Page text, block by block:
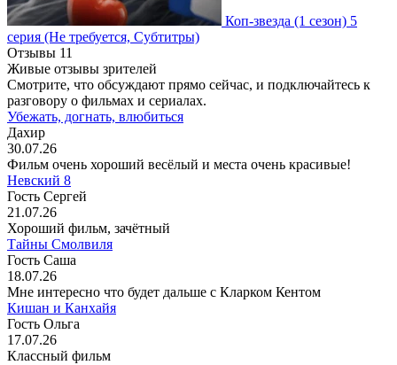
Коп-звезда (1 сезон) 5
серия (Не требуется, Субтитры)
Отзывы 11
Живые отзывы зрителей
Смотрите, что обсуждают прямо сейчас, и подключайтесь к
разговору о фильмах и сериалах.
Убежать, догнать, влюбиться
Дахир
30.07.26
Фильм очень хороший весёлый и места очень красивые!
Невский 8
Гость Сергей
21.07.26
Хороший фильм, зачётный
Тайны Смолвиля
Гость Саша
18.07.26
Мне интересно что будет дальше с Кларком Кентом
Кишан и Канхайя
Гость Ольга
17.07.26
Классный фильм